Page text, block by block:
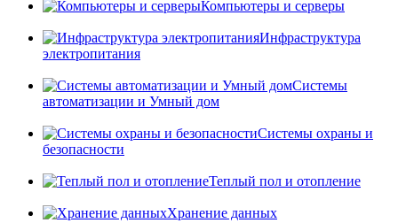
Компьютеры и серверы
Инфраструктура
электропитания
Системы
автоматизации и Умный дом
Системы охраны и
безопасности
Теплый пол и отопление
Хранение данных